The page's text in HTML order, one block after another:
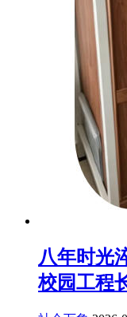
八年时光
校园工程